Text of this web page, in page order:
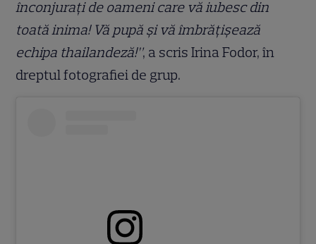
înconjurați de oameni care vă iubesc din
toată inima! Vă pupă și vă îmbrățișează
echipa thailandeză!”, a scris Irina Fodor, în
dreptul fotografiei de grup.